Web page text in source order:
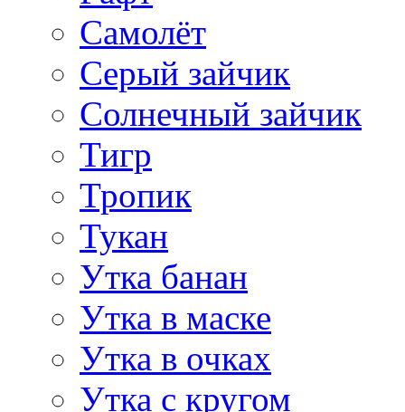
Самолёт
Серый зайчик
Солнечный зайчик
Тигр
Тропик
Тукан
Утка банан
Утка в маске
Утка в очках
Утка с кругом